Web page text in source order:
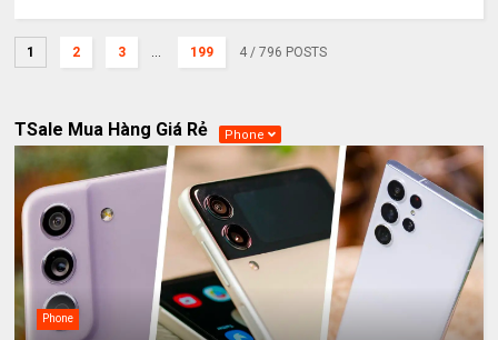
1 2 3 ... 199 4 / 796 POSTS
TSale Mua Hàng Giá Rẻ Phone
Phone